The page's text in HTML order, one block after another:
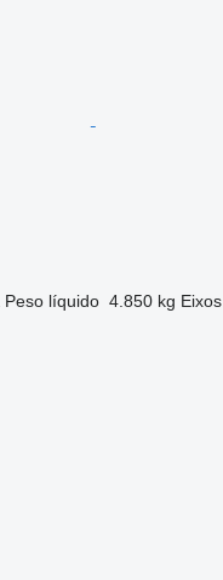
Peso líquido 4.850 kg Eixos